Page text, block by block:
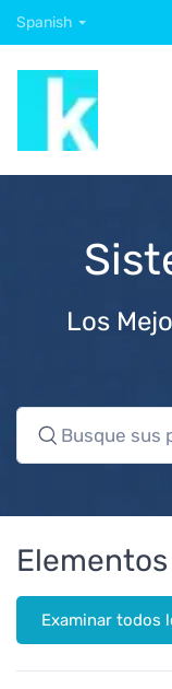
Spanish
Los
Examinar todos